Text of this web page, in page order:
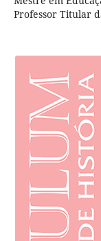
Professor Titular